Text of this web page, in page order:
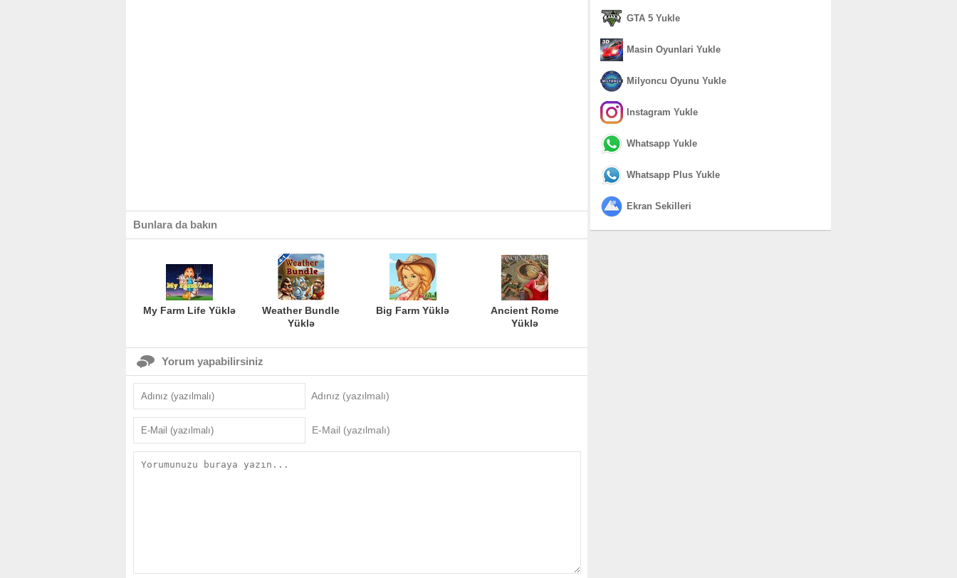
Bunlara da bakın
My Farm Life Yüklə
Weather Bundle
Yüklə
Big Farm Yüklə
Ancient Rome
Yüklə
Yorum yapabilirsiniz
Adınız (yazılmalı)
E-Mail (yazılmalı)
GTA 5 Yukle
Masin Oyunlari Yukle
Milyoncu Oyunu Yukle
Instagram Yukle
Whatsapp Yukle
Whatsapp Plus Yukle
Ekran Sekilleri